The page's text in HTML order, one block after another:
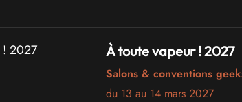
À toute vapeur ! 2027
Salons & conventions
du 13 au 14 mars 2027